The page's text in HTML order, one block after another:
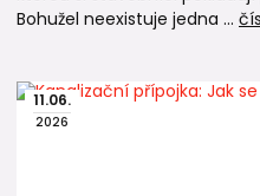
Bohužel neexistuje jedna ...
11.06.
2026